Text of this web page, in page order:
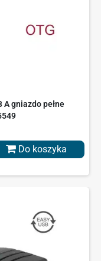
A gniazdo pełne
Do koszyka